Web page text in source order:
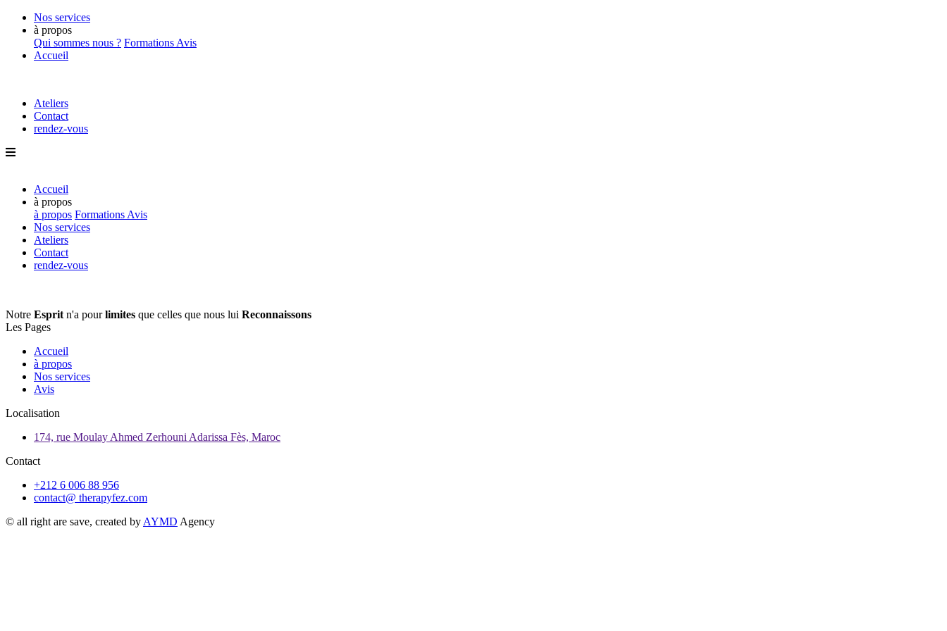
Nos services
à propos
Qui sommes nous ? Formations Avis
Accueil
Ateliers
Contact
rendez-vous
Accueil
à propos
à propos Formations Avis
Nos services
Ateliers
Contact
rendez-vous
Notre Esprit n'a pourlimites que celles que nous lui Reconnaissons
Les Pages
Accueil
à propos
Nos services
Avis
Localisation
174, rue Moulay Ahmed Zerhouni Adarissa Fès, Maroc
Contact
+212 6 006 88 956
contact@ therapyfez.com
© all right are save, created by AYMD Agency